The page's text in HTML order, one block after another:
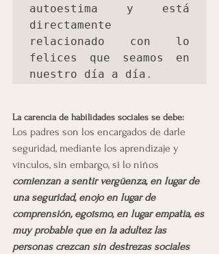
autoestima y está
directamente
relacionado con lo
felices que seamos en
nuestro día a día .
La carencia de habilidades sociales se debe:
Los padres son los encargados de darle
seguridad, mediante los aprendizaje y
vínculos, sin embargo, si lo niños
comienzan a sentir vergüenza, en lugar de
una seguridad, enojo en lugar de
comprensión, egoísmo, en lugar empatia, es
muy probable que en la adultez las
personas crezcan sin destrezas sociales